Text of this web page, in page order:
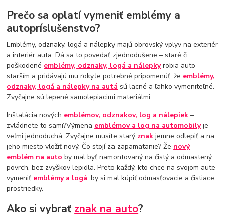
Prečo sa oplatí vymeniť emblémy a
autopríslušenstvo?
Emblémy, odznaky, logá a nálepky majú obrovský vplyv na exteriér
a interiér auta. Dá sa to povedať zjednodušene – staré či
poškodené emblémy, odznaky, logá a nálepkyrobia auto
starším a pridávajú mu roky.Je potrebné pripomenúť, že emblémy,
odznaky, logá a nálepky na autá sú lacné a ľahko vymeniteľné.
Zvyčajne sú lepené samolepiacimi materiálmi.
Inštalácia nových emblémov, odznakov, log a nálepiek –
zvládnete to sami?Výmena emblémov a log na automobilyje
veľmi jednoduchá. Zvyčajne musíte starý znak jemne odlepiť a na
jeho miesto vložiť nový. Čo stojí za zapamätanie? Že nový
emblém na auto by mal byť namontovaný na čistý a odmastený
povrch, bez zvyškov lepidla. Preto každý, kto chce na svojom aute
vymeniť emblémy a logá, by si mal kúpiť odmasťovacie a čistiace
prostriedky.
Ako si vybrať znak na auto?